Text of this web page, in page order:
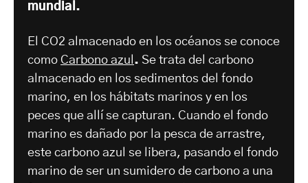
mundial.
El CO2 almacenado en los océanos se conoce
como Carbono azul . Se trata del carbono
almacenado en los sedimentos del fondo
marino, en los hábitats marinos y en los
peces que allí se capturan. Cuando el fondo
marino es dañado por la pesca de arrastre,
este carbono azul se libera, pasando el fondo
marino de ser un sumidero de carbono a una